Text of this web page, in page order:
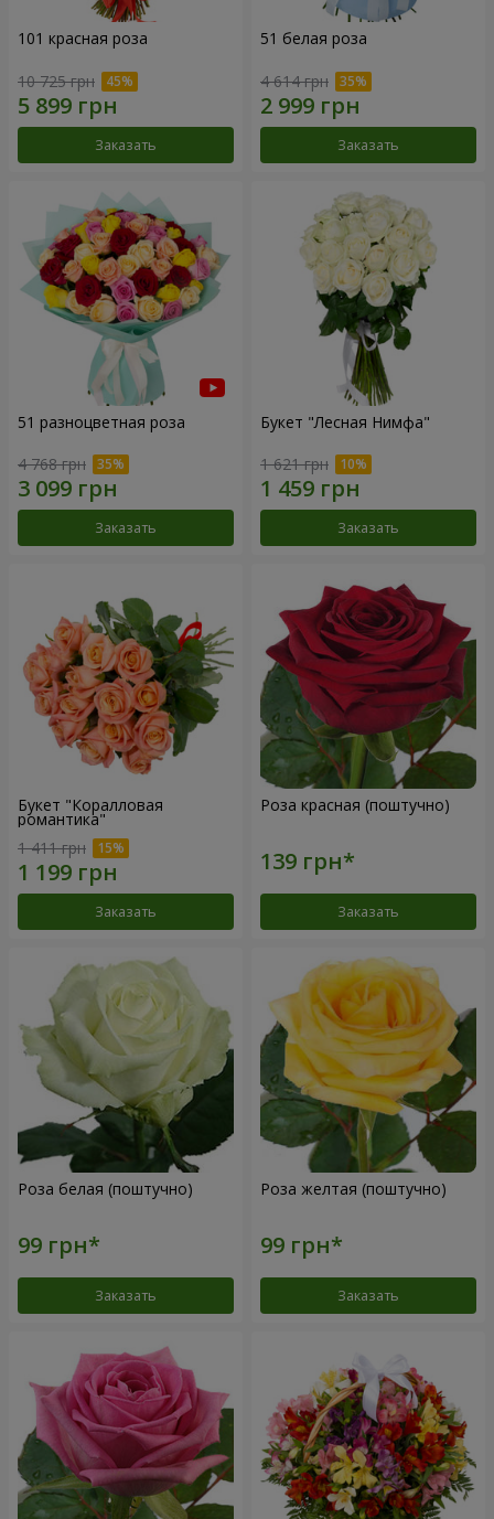
101 красная роза
10 725 грн
Заказать
51 белая роза
4 614 грн
Заказать
51 разноцветная роза
4 768 грн
Заказать
Букет "Лесная Нимфа"
1 621 грн
Заказать
Букет "Коралловая
романтика"
1 411 грн
Заказать
Роза красная (поштучно)
Заказать
Роза белая (поштучно)
Заказать
Роза желтая (поштучно)
Заказать